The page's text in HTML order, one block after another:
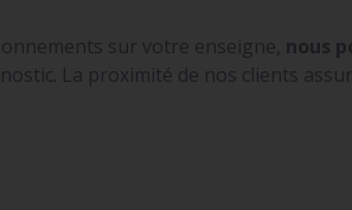
sur votre enseigne, nous
La proximité de nos clients